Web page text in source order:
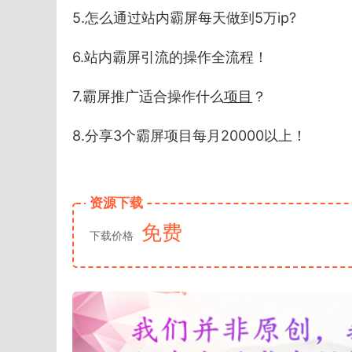
5.怎么通过站内霸屏每天做到5万ip?
6.站内霸屏引流的操作全流程！
7.霸屏推广适合操作什么项目 ？
8.分享3个霸屏项目每月20000以上！
资源下载
下载价格 免费